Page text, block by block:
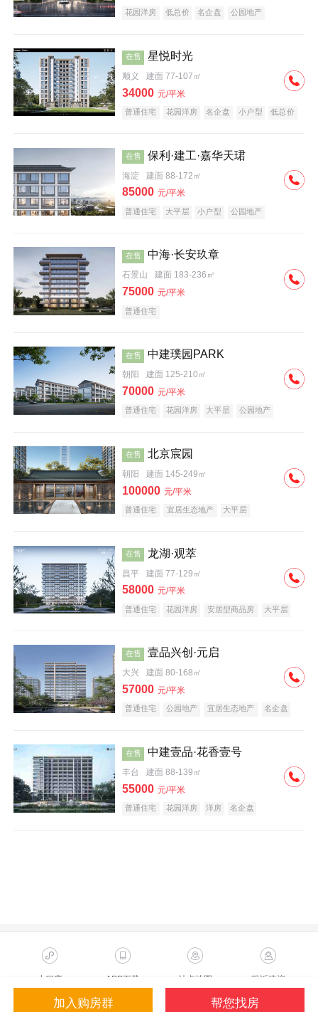
花园洋房 低总价 名企盘 公园地产
在售 星悦时光
顺义 建面 77-107㎡
34000 元/平米
普通住宅 花园洋房 名企盘 小户型 低总价
在售 保利·建工·嘉华天珺
海淀 建面 88-172㎡
85000 元/平米
普通住宅 大平层 小户型
公园地产
在售 中海·长安玖章
石景山 建面 183-236㎡
75000 元/平米
普通住宅
在售 中建璞园PARK
朝阳 建面 125-210㎡
70000 元/平米
普通住宅 花园洋房 大平层
公园地产
在售 北京宸园
朝阳 建面 145-249㎡
100000 元/平米
普通住宅 宜居生态地产 大平层
在售 龙湖·观萃
昌平 建面 77-129㎡
58000 元/平米
普通住宅 花园洋房 安居型商品房
大平层
在售 壹品兴创·元启
大兴 建面 80-168㎡
57000 元/平米
普通住宅 公园地产 宜居生态地产 名企盘
在售 中建壹品·花香壹号
丰台 建面 88-139㎡
55000 元/平米
普通住宅 花园洋房 洋房 名企盘
加入购房群 帮您找房
小程序 APP下载 站点地图 投诉建议